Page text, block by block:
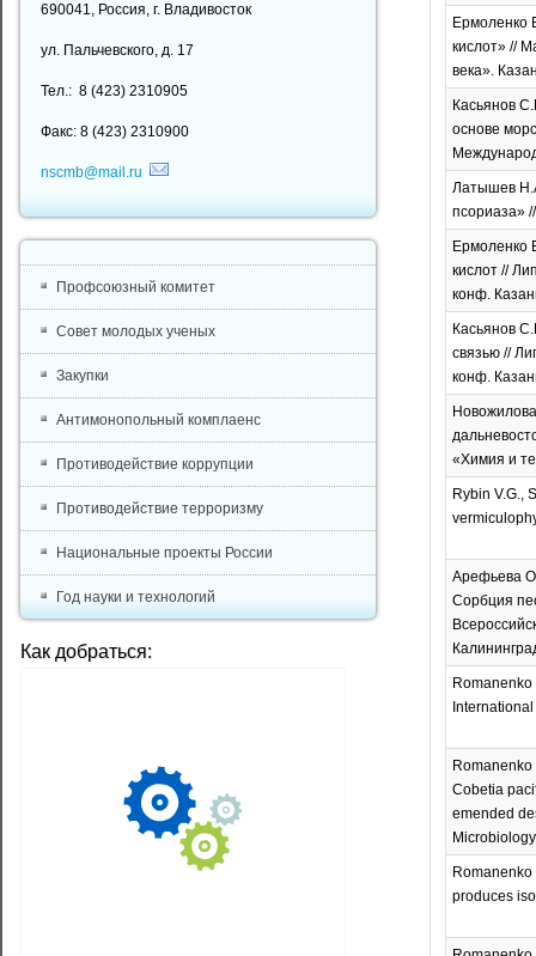
Ермоленко
кислот» //
века».
Касьянов
основе
Латышев
псориаза»
Ермоленко
кислот //
конф.
Касьянов
связью //
конф.
«Химия и
Rybin V.G.,
Арефьева
Сорбция
Cobetia
emended
produces
690041, Россия, г. Владивосток
ул. Пальчевского, д. 17
Тел.: 8 (423) 2310905
Факс: 8 (423) 2310900
nscmb@mail.ru
Профсоюзный комитет
Совет молодых ученых
Закупки
Антимонопольный комплаенс
Противодействие коррупции
Противодействие терроризму
Национальные проекты России
Год науки и технологий
Как добраться: